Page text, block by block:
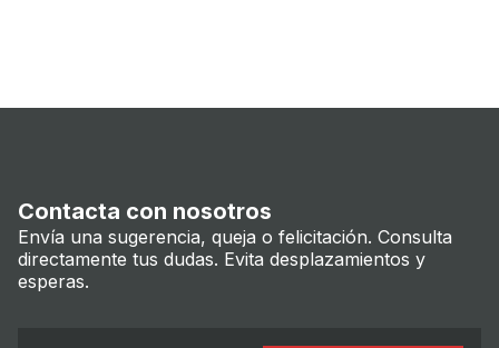
Contacta con nosotros
Envía una sugerencia, queja o felicitación. Consulta
directamente tus dudas. Evita desplazamientos y
esperas.